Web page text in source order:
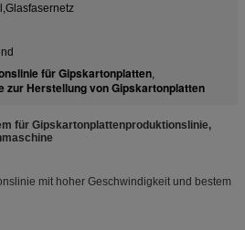
für Gipskartonplatten,
zur Herstellung von Gipskartonplatten
für Gipskartonplattenproduktionslinie,
mit hoher Geschwindigkeit und bestem